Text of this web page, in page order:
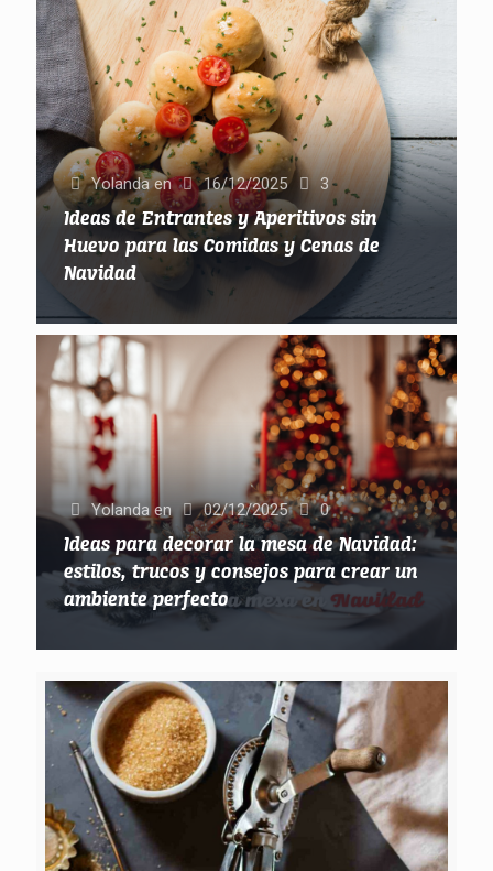
Yolanda en 16/12/2025 3
Ideas de Entrantes y Aperitivos sin
Huevo para las Comidas y Cenas de
Navidad
Yolanda en 02/12/2025 0
Ideas para decorar la mesa de Navidad:
estilos, trucos y consejos para crear un
ambiente perfecto